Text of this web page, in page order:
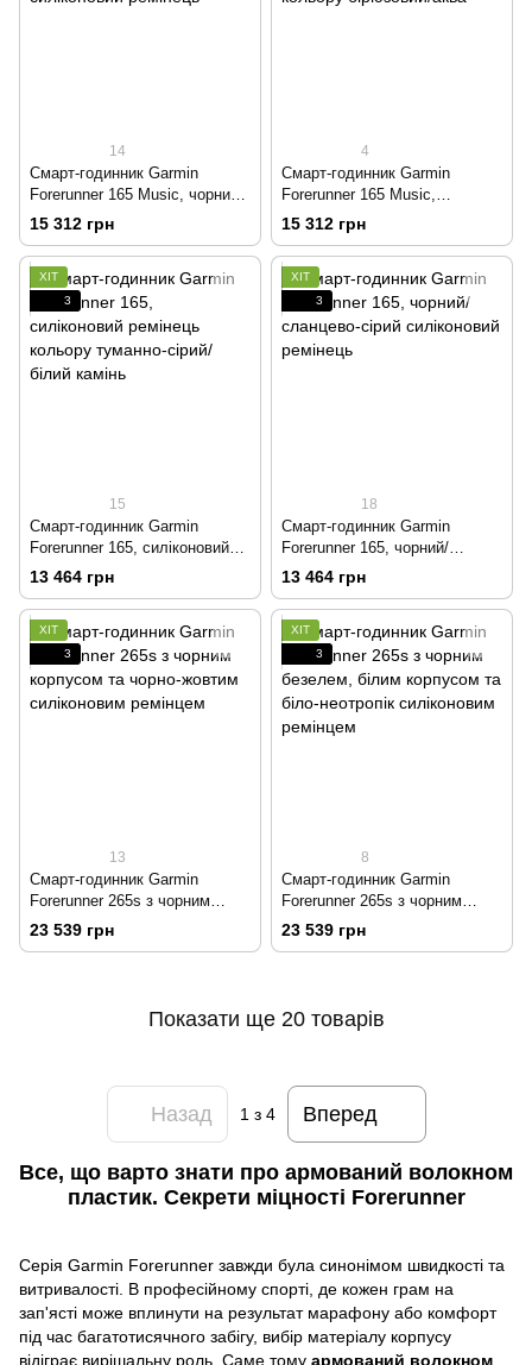
14
Смарт-годинник Garmin
Forerunner 165 Music, чорний/
сланцево-сірий силіконовий
15 312 грн
4
Смарт-годинник Garmin
Forerunner 165 Music,
силіконовий ремінець кольору
бірюзовий/аква
15 312 грн
ХІТ
3
15
Смарт-годинник Garmin
Forerunner 165, силіконовий
ремінець кольору туманно-
сірий/білий камінь
13 464 грн
ХІТ
3
18
Смарт-годинник Garmin
Forerunner 165, чорний/
сланцево-сірий силіконовий
13 464 грн
ХІТ
3
13
Смарт-годинник Garmin
Forerunner 265s з чорним
корпусом та чорно-жовтим
силіконовим ремінцем
23 539 грн
ХІТ
3
8
Смарт-годинник Garmin
Forerunner 265s з чорним
безелем, білим корпусом та
біло-неотропік силіконовим
23 539 грн
Показати ще 20 товарів
Назад 1з 4 Вперед
Все, що варто знати про армований волокном
пластик. Секрети міцності Forerunner
Серія Garmin Forerunner завжди була синонімом швидкості та
витривалості. В професійному спорті, де кожен грам на
зап'ясті може вплинути на результат марафону або комфорт
під час багатотисячного забігу, вибір матеріалу корпусу
відіграє вирішальну роль. Саме тому армований волокном